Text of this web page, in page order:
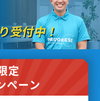
受付中！
定
ペーン